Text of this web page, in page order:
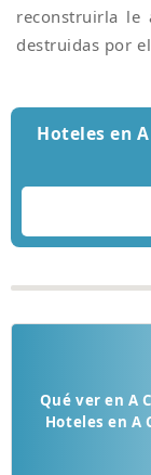
reconstruirla le
destruidas por
Hoteles en
Qué ver en A
Hoteles en A